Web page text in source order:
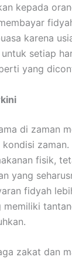
kepada
karena
untuk setiap
yang
di zaman
fisik,
yang
fidyah
zakat dan